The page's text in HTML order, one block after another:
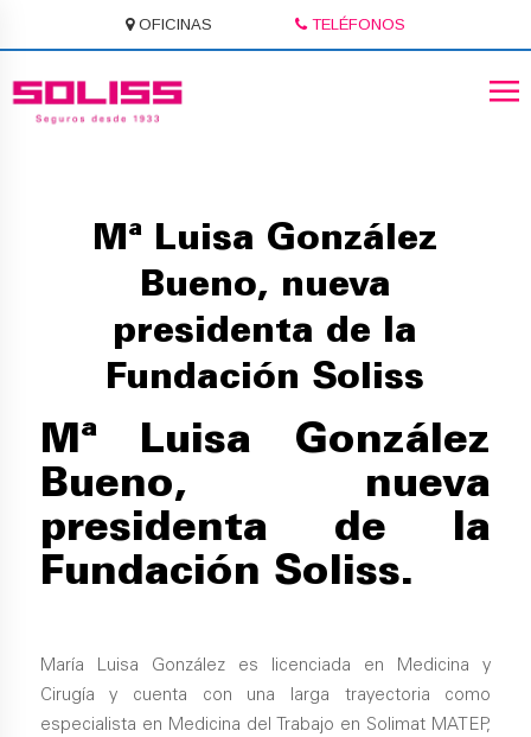
OFICINAS TELÉFONOS
Mª Luisa González
Bueno, nueva
presidenta de la
Fundación Soliss
Mª Luisa González
Bueno, nueva
presidenta de la
Fundación Soliss.
María Luisa González es licenciada en Medicina y
Cirugía y cuenta con una larga trayectoria como
especialista en Medicina del Trabajo en Solimat MATEP,